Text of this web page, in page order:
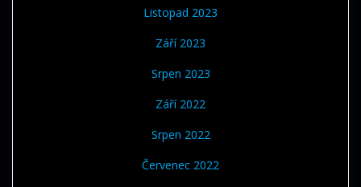
Listopad 2023
Září 2023
Srpen 2023
Září 2022
Srpen 2022
Červenec 2022